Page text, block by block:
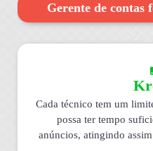
Gerente de contas
Cada técnico tem um
possa ter tempo
anúncios, atingindo